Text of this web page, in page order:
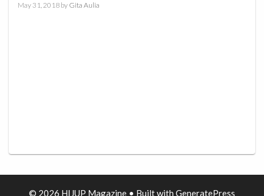
May 31, 2018 by Gita Aulia
© 2026 HIJUP Magazine • Built with GeneratePress